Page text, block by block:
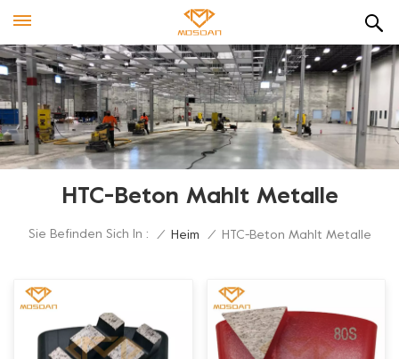
HTC-Beton Mahlt Metalle
Sie Befinden Sich In : / Heim / HTC-Beton Mahlt Metalle